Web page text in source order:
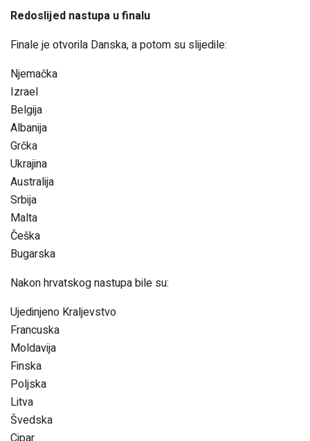
Redoslijed nastupa u finalu
Finale je otvorila Danska, a potom su slijedile:
Njemačka
Izrael
Belgija
Albanija
Grčka
Ukrajina
Australija
Srbija
Malta
Češka
Bugarska
Nakon hrvatskog nastupa bile su:
Ujedinjeno Kraljevstvo
Francuska
Moldavija
Finska
Poljska
Litva
Švedska